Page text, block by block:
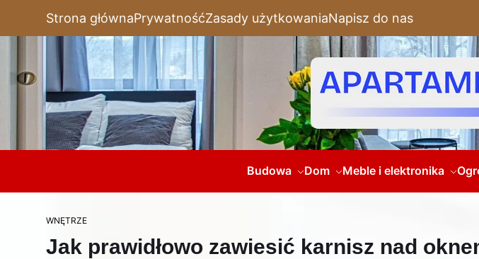
Strona głównaPrywatnośćZasady użytkowaniaNapisz do nas
Budowa Dom Meble i elektronika
WNĘTRZE
Jak prawidłowo zawiesić karnisz nad